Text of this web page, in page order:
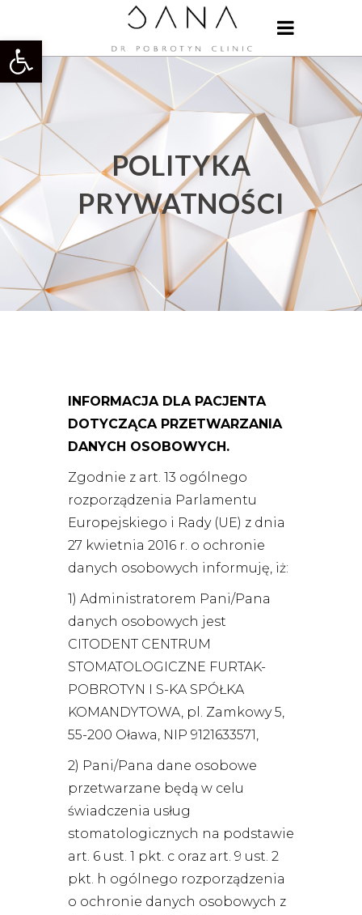
Otwórz pasek narzędzi
POLITYKA
PRYWATNOŚCI
INFORMACJA DLA PACJENTA
DOTYCZĄCA PRZETWARZANIA
DANYCH OSOBOWYCH.
Zgodnie z art. 13 ogólnego
rozporządzenia Parlamentu
Europejskiego i Rady (UE) z dnia
27 kwietnia 2016 r. o ochronie
danych osobowych informuję, iż:
1) Administratorem Pani/Pana
danych osobowych jest
CITODENT CENTRUM
STOMATOLOGICZNE FURTAK-
POBROTYN I S-KA SPÓŁKA
KOMANDYTOWA, pl. Zamkowy 5,
55-200 Oława, NIP 9121633571,
2) Pani/Pana dane osobowe
przetwarzane będą w celu
świadczenia usług
stomatologicznych na podstawie
art. 6 ust. 1 pkt. c oraz art. 9 ust. 2
pkt. h ogólnego rozporządzenia
o ochronie danych osobowych z